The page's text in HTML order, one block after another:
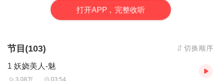
西域五大家族：白、夜阑、西门、潘、洛。
族：第五、容成。
北域四大家族：秦、即墨、钟离、木易。
谷。中域：剑阁、离魂宗、莲宗。
斗玄大陆顶尖学院：斗玄学院
（中域）。
魔武大陆：东西两界。
力：魔罗殿、光明神殿、阴神殿。
力：修罗殿、冥神殿、古罗鬼刹。
打开APP，完整收听
节目(103) 切换顺序
1 妖娆美人-魅
3.08万 03:54